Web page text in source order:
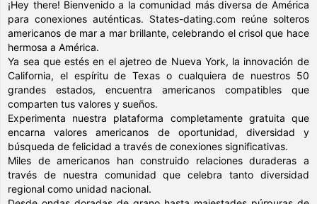
¡Hey there! Bienvenido a la comunidad más diversa de América
para conexiones auténticas. States-dating.com reúne solteros
americanos de mar a mar brillante, celebrando el crisol que hace
hermosa a América.
Ya sea que estés en el ajetreo de Nueva York, la innovación de
California, el espíritu de Texas o cualquiera de nuestros 50
grandes estados, encuentra americanos compatibles que
comparten tus valores y sueños.
Experimenta nuestra plataforma completamente gratuita que
encarna valores americanos de oportunidad, diversidad y
búsqueda de felicidad a través de conexiones significativas.
Miles de americanos han construido relaciones duraderas a
través de nuestra comunidad que celebra tanto diversidad
regional como unidad nacional.